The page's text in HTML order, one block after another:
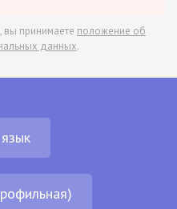
вы принимаете положение об
данных.